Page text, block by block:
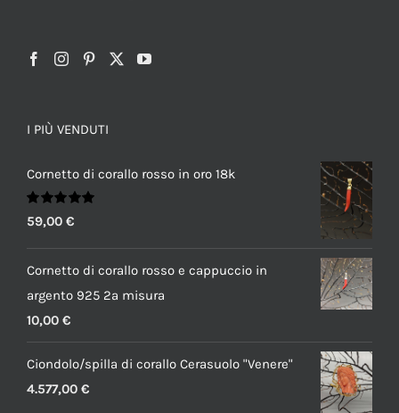
I PIÙ VENDUTI
Cornetto di corallo rosso in oro 18k
Valutato
5.00 su 5
59,00 €
Cornetto di corallo rosso e cappuccio in
argento 925 2a misura
10,00 €
Ciondolo/spilla di corallo Cerasuolo "Venere"
4.577,00 €